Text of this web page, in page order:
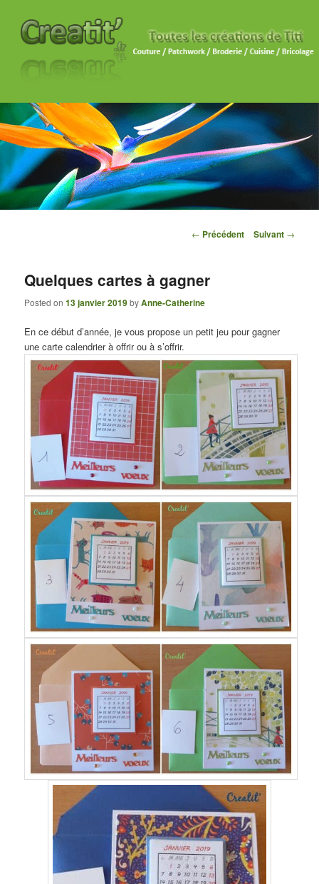
Navigation des articles
← Précédent Suivant →
Quelques cartes à gagner
Posted on13 janvier 2019byAnne-Catherine
En ce début d’année, je vous propose un petit jeu pour gagner
une carte calendrier à offrir ou à s’offrir.